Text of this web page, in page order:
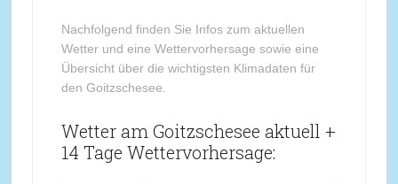
Nachfolgend finden Sie Infos zum aktuellen
Wetter und eine Wettervorhersage sowie eine
Übersicht über die wichtigsten Klimadaten für
den Goitzschesee.
Wetter am Goitzschesee aktuell +
14 Tage Wettervorhersage: